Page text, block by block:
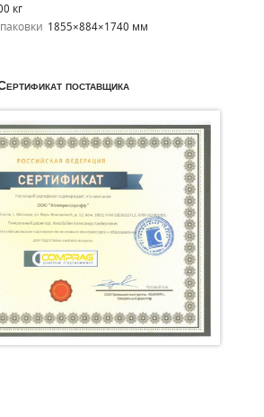
кг
1855×884×1740 мм
поставщика